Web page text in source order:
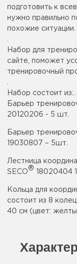
подготовить к
нужно правильно
похожие ситуации.
Набор для
сайте, поможет
тренировочный
Набор состоит из:.
Барьер
20120206 - 5 шт.
Барьер
19030807 – 5шт.
Лестница
SECO
®
18020404
Кольца для
состоит из 8
40 см (цвет: